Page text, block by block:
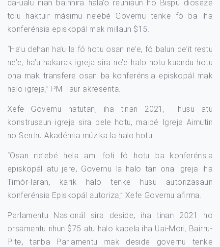
da-ualu nian bainhira hala’o reuniaun ho Bispu dioseze
tolu haktuir másimu ne’ebé Governu tenke fó ba iha
konferénsia episkopál mak millaun $15.
“Ha’u dehan ha’u la fó hotu osan ne’e, fó balun de’it restu
ne’e, ha’u hakarak igreja sira ne’e halo hotu kuandu hotu
ona mak transfere osan ba konferénsia episkopál mak
halo igreja,” PM Taur akresenta.
Xefe Governu hatutan, iha tinan 2021, husu atu
konstrusaun igreja sira bele hotu, maibé Igreja Aimutin
no Sentru Akadémia múzika la halo hotu.
“Osan ne’ebé hela ami foti fó hotu ba konferénsia
episkopál atu jere, Governu la halo tan ona igreja iha
Timór-laran, karik halo tenke husu autorizasaun
konferénsia Episkopál autoriza,” Xefe Governu afirma.
Parlamentu Nasionál sira deside, iha tinan 2021 ho
orsamentu rihun $75 atu halo kapela iha Uai-Mori, Bairru-
Pite, tanba Parlamentu mak deside governu tenke